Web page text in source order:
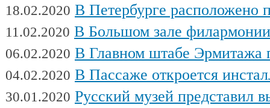
18.02.2020 В Петербурге расположено
11.02.2020 В Большом зале филармонии
06.02.2020 В Главном штабе Эрмитажа пройдет
04.02.2020 В Пассаже откроется
30.01.2020 Русский музей представил